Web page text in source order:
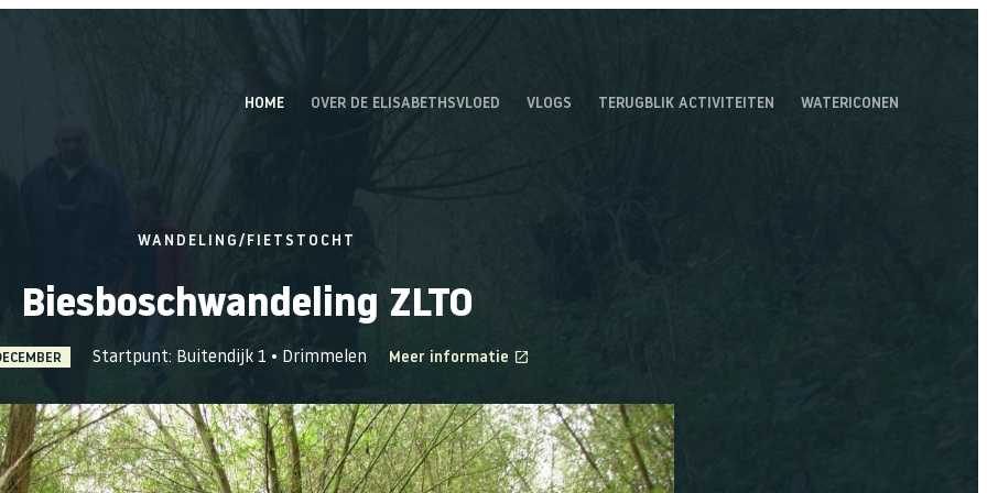
HOME OVER DE ELISABETHSVLOED VLOGS TERUGBLIK ACTIVITEITEN WATERICONEN
WANDELING/FIETSTOCHT
Biesboschwandeling ZLTO
Startpunt: Buitendijk 1 Drimmelen Meer informatie